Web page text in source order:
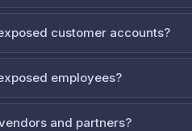
customer accounts?
employees?
and partners?